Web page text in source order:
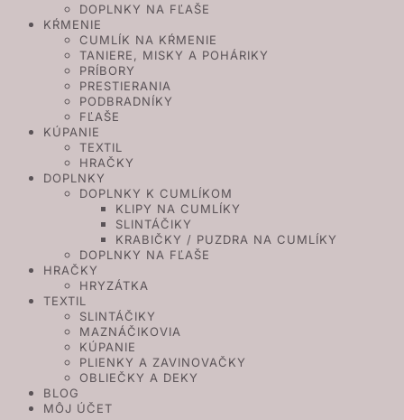
DOPLNKY NA FĽAŠE
KŔMENIE
CUMLÍK NA KŔMENIE
TANIERE, MISKY A POHÁRIKY
PRÍBORY
PRESTIERANIA
PODBRADNÍKY
FĽAŠE
KÚPANIE
TEXTIL
HRAČKY
DOPLNKY
DOPLNKY K CUMLÍKOM
KLIPY NA CUMLÍKY
SLINTÁČIKY
KRABIČKY / PUZDRA NA CUMLÍKY
DOPLNKY NA FĽAŠE
HRAČKY
HRYZÁTKA
TEXTIL
SLINTÁČIKY
MAZNÁČIKOVIA
KÚPANIE
PLIENKY A ZAVINOVAČKY
OBLIEČKY A DEKY
BLOG
MÔJ ÚČET